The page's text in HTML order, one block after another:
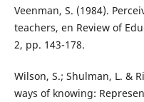
Veenman, S. (1984).
teachers, en Review of
2, pp. 143-178.
Wilson, S.; Shulman, L. &
ways of knowing: